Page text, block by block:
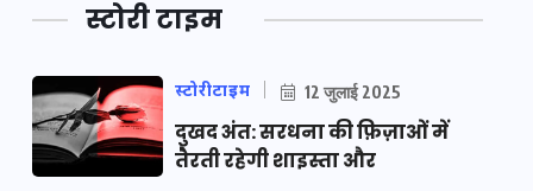
स्टोरी टाइम
स्टोरीटाइम 12 जुलाई 2025
दुखद अंत: सरधना की फ़िज़ाओं में
तैरती रहेगी शाइस्ता और